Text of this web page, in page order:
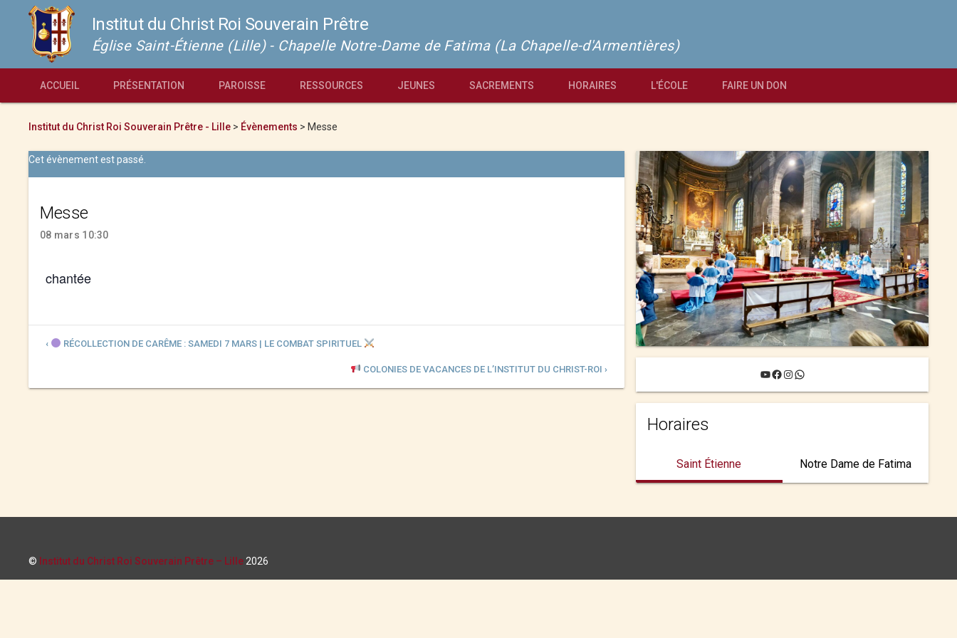
Institut du Christ Roi Souverain Prêtre
Église Saint-Étienne (Lille) - Chapelle Notre-Dame de Fatima (La Chapelle-d'Armentières)
ACCUEIL PRÉSENTATION PAROISSE RESSOURCES JEUNES SACREMENTS HORAIRES L'ÉCOLE FAIRE UN DON
Institut du Christ Roi Souverain Prêtre - Lille > Évènements > Messe
Cet évènement est passé.
Messe
08 mars 10:30
chantée
‹ RÉCOLLECTION DE CARÊME : SAMEDI 7 MARS | LE COMBAT SPIRITUEL
COLONIES DE VACANCES DE L’INSTITUT DU CHRIST-ROI › YouTube
Facebook
Instagram
WhatsApp
Horaires
Saint Étienne Notre Dame de Fatima
© Institut du Christ Roi Souverain Prêtre – Lille 2026